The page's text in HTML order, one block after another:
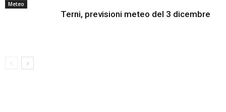
Meteo
Terni, previsioni meteo del 3 dicembre